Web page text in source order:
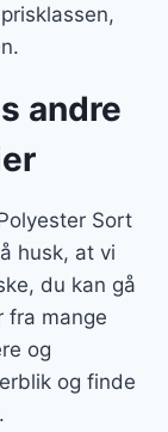
andre
Sort
husk, at vi
du kan gå
fra mange
og
og finde